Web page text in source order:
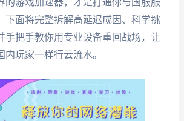
的游戏加速器，才是打通你与国服服
下面将完整拆解高延迟成因、科学挑
手把手教你用专业设备重回战场，让
玩家一样行云流水。